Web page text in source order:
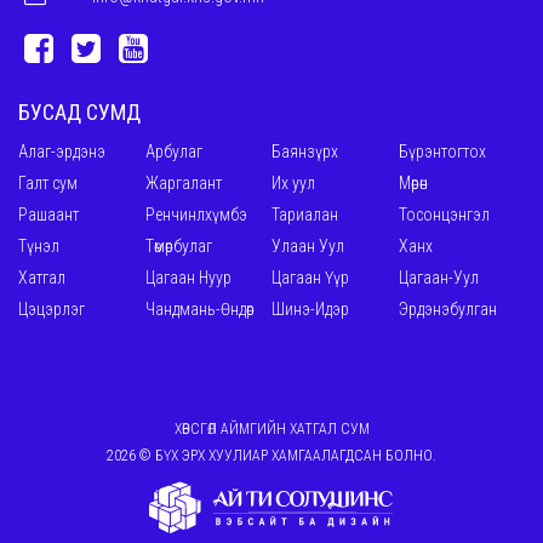
БУСАД СУМД
Алаг-эрдэнэ Арбулаг Баянзүрх
Бүрэнтогтох
Галт сум
Жаргалант Их уул
Мөрөн
Рашаант
Ренчинлхүмбэ Тариалан
Тосонцэнгэл
Түнэл
Төмөрбулаг Улаан Уул
Ханх
Хатгал
Цагаан Нуур Цагаан Үүр
Цагаан-Уул
Цэцэрлэг
Чандмань-Өндөр Шинэ-Идэр Эрдэнэбулган
ХӨВСГӨЛ АЙМГИЙН ХАТГАЛ СУМ
2026 © БҮХ ЭРХ ХУУЛИАР ХАМГААЛАГДСАН БОЛНО.